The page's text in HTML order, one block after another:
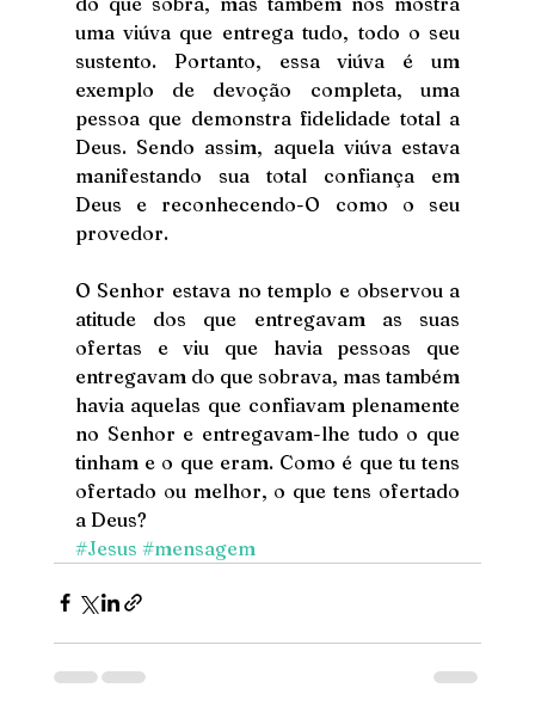
uma viúva que entrega tudo, todo o seu
sustento. Portanto, essa viúva é um
exemplo de devoção completa, uma
pessoa que demonstra fidelidade total a
Deus. Sendo assim, aquela viúva estava
manifestando sua total confiança em
Deus e reconhecendo-O como o seu
provedor.
O Senhor estava no templo e observou a
atitude dos que entregavam as suas
ofertas e viu que havia pessoas que
entregavam do que sobrava, mas também
havia aquelas que confiavam plenamente
no Senhor e entregavam-lhe tudo o que
tinham e o que eram. Como é que tu tens
ofertado ou melhor, o que tens ofertado
a Deus?
#Jesus #mensagem